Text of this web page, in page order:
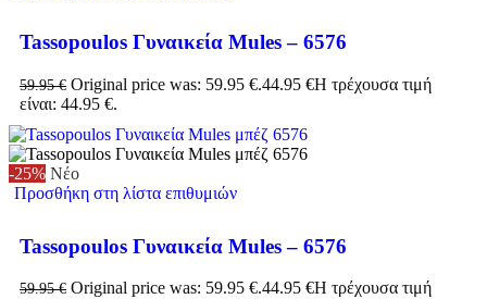
Tassopoulos Γυναικεία Mules – 6576
59.95€ Original price was: 59.95 €.44.95 €Η τρέχουσα τιμή
είναι: 44.95 €.
-25% Νέο
Προσθήκη στη λίστα επιθυμιών
Tassopoulos Γυναικεία Mules – 6576
59.95€ Original price was: 59.95 €.44.95 €Η τρέχουσα τιμή